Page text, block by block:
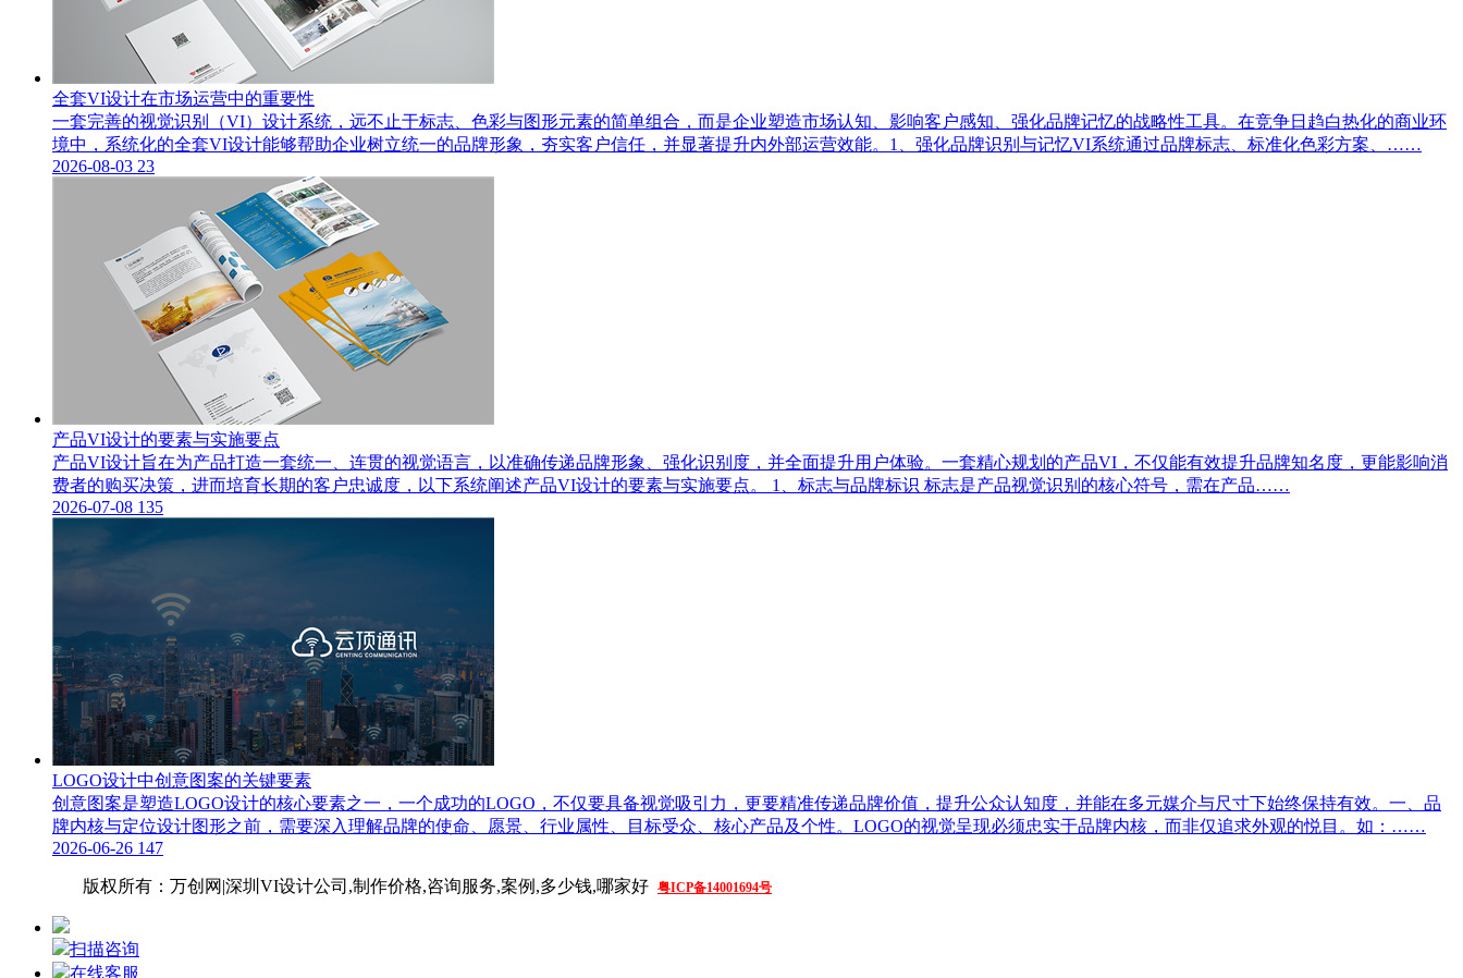
全套VI设计在市场运营中的重要性
一套完善的视觉识别（VI）设计系统，远不止于标志、色彩与图形元素的简单组合，而是企业塑造市场认知、影响客户感知、强化品牌记忆的战略性工具。在竞争日趋白热化的商业环
境中，系统化的全套VI设计能够帮助企业树立统一的品牌形象，夯实客户信任，并显著提升内外部运营效能。1、强化品牌识别与记忆VI系统通过品牌标志、标准化色彩方案、……
2026-08-03 23
产品VI设计的要素与实施要点
产品VI设计旨在为产品打造一套统一、连贯的视觉语言，以准确传递品牌形象、强化识别度，并全面提升用户体验。一套精心规划的产品VI，不仅能有效提升品牌知名度，更能影响消
费者的购买决策，进而培育长期的客户忠诚度，以下系统阐述产品VI设计的要素与实施要点。 1、标志与品牌标识 标志是产品视觉识别的核心符号，需在产品……
2026-07-08 135
LOGO设计中创意图案的关键要素
创意图案是塑造LOGO设计的核心要素之一，一个成功的LOGO，不仅要具备视觉吸引力，更要精准传递品牌价值，提升公众认知度，并能在多元媒介与尺寸下始终保持有效。一、品
牌内核与定位设计图形之前，需要深入理解品牌的使命、愿景、行业属性、目标受众、核心产品及个性。LOGO的视觉呈现必须忠实于品牌内核，而非仅追求外观的悦目。如：……
2026-06-26 147
版权所有：万创网|深圳VI设计公司,制作价格,咨询服务,案例,多少钱,哪家好 粤ICP备14001694号
扫描咨询
在线客服